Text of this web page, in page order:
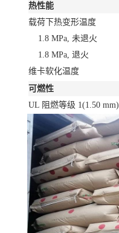
热性能
载荷下热变形温度
1.8 MPa, 未退火
1.8 MPa, 退火
维卡软化温度
可燃性
UL 阻燃等级 1(1.50 mm)